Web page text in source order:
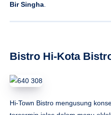
Bir Singha.
Bistro Hi-Kota
Hi-Town Bistro mengusung